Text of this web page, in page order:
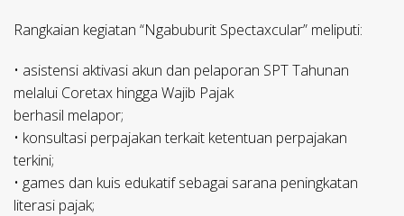
Rangkaian kegiatan “Ngabuburit Spectaxcular” meliputi:
• asistensi aktivasi akun dan pelaporan SPT Tahunan
melalui Coretax hingga Wajib Pajak
berhasil melapor;
• konsultasi perpajakan terkait ketentuan perpajakan
terkini;
• games dan kuis edukatif sebagai sarana peningkatan
literasi pajak;